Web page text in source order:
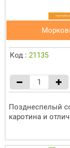
Код : 21135
Позднеспелый
каротина и